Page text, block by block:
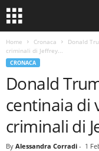
Home Cronaca
Donald
criminali di Jeffrey...
CRONACA
Donald
centinaia di
criminali di
By Alessandra Corradi - 1